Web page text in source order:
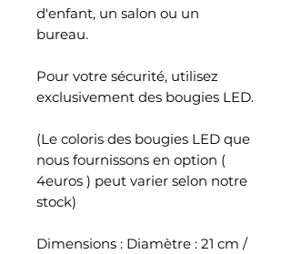
d'enfant, un salon ou un
bureau.
Pour votre sécurité, utilisez
exclusivement des bougies LED.
(Le coloris des bougies LED que
nous fournissons en option (
4euros ) peut varier selon notre
stock)
Dimensions : Diamètre : 21 cm /